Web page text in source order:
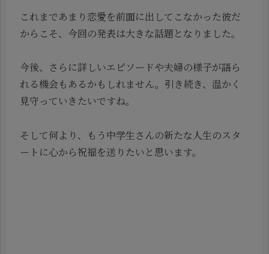
これまであまり恋愛を前面に出してこなかった彼だ
からこそ、今回の発表は大きな話題となりました。
今後、さらに詳しいエピソードや夫婦の様子が語ら
れる機会もあるかもしれません。引き続き、温かく
見守っていきたいですね。
そして何より、もう中学生さんの新たな人生のスタ
ートに心から祝福を送りたいと思います。